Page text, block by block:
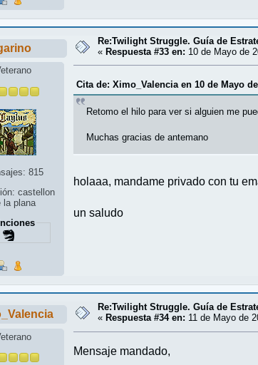
815
castellon
la plana
Re:Twilight Struggle. Guía de
«Respuesta #33 en: 10 de Mayo de
Cita de: Ximo_Valencia en 10 de Mayo
Retomo el hilo para ver si alguien me
Muchas gracias de antemano
holaaa, mandame privado con tu
un saludo
Re:Twilight Struggle. Guía de
« Respuesta #34 en: 11 de Mayo de
Mensaje mandado,